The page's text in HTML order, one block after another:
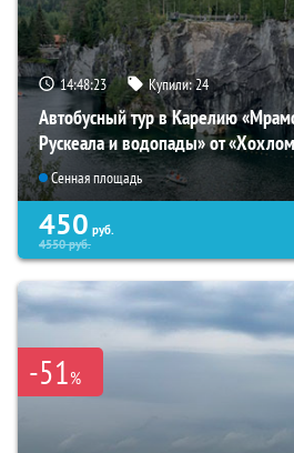
14:48:22 Купили:24
Автобусный тур в Карелию
Рускеала и водопады» от
Сенная площадь
450 руб.
4550руб.
-51%